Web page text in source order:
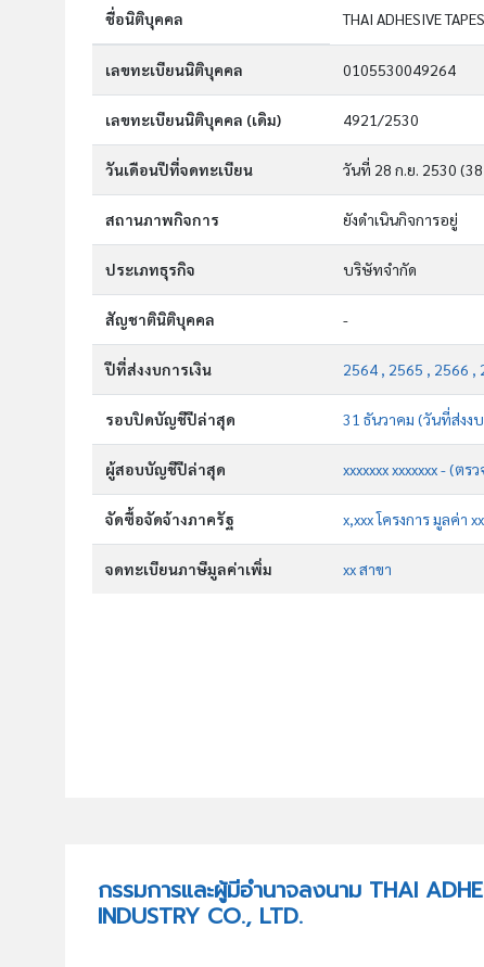
ชื่อนิติบุคคล THAI ADHESIVE
เลขทะเบียนนิติบุคคล 0105530049264
เลขทะเบียนนิติบุคคล (เดิม) 4921/2530
วันเดือนปีที่จดทะเบียน วันที่ 28 ก.ย. 2530
สถานภาพกิจการ ยังดำเนินกิจการอยู่
ประเภทธุรกิจ บริษัทจำกัด
สัญชาตินิติบุคคล -
ปีที่ส่งงบการเงิน 2564 , 2565 , 2566 ,
รอบปิดบัญชีปีล่าสุด 31 ธันวาคม (วันที่ส่งง
ผู้สอบบัญชีปีล่าสุด xxxxxxx xxxxxxx - (ต
จัดซื้อจัดจ้างภาครัฐ x,xxx โครงการ มูลค่า
จดทะเบียนภาษีมูลค่าเพิ่ม xx สาขา
กรรมการและผู้มีอำนาจลงนาม THAI
INDUSTRY CO., LTD.